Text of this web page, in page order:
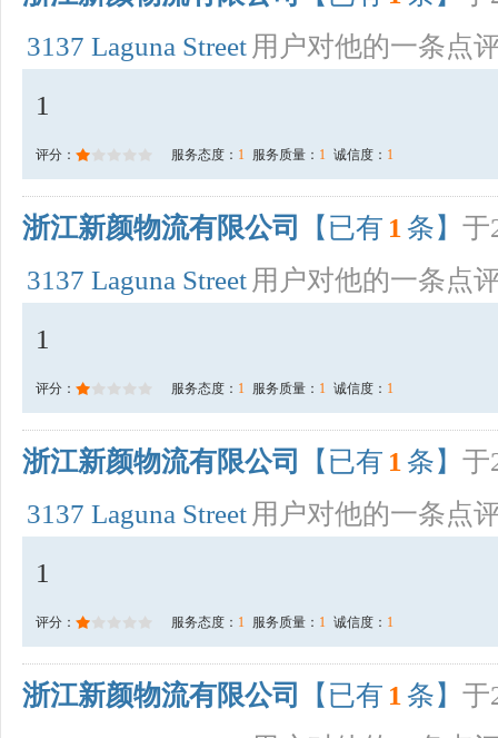
3137 Laguna Street 用户对他的一条点
1
评分： 服务态度： 1 服务质量： 1 诚信度： 1
浙江新颜物流有限公司 【已有 1 条】 于
3137 Laguna Street 用户对他的一条点
1
评分： 服务态度： 1 服务质量： 1 诚信度： 1
浙江新颜物流有限公司 【已有 1 条】 于
3137 Laguna Street 用户对他的一条点
1
评分： 服务态度： 1 服务质量： 1 诚信度： 1
浙江新颜物流有限公司 【已有 1 条】 于